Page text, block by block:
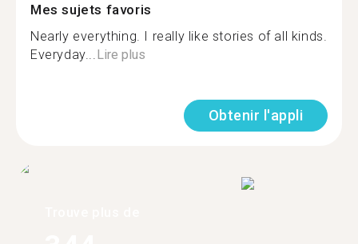
Mes sujets favoris
Nearly everything. I really like stories of all kinds.
Everyday... Lire plus
Obtenir l'appli